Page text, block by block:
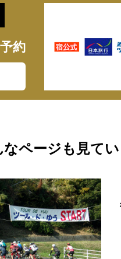
約
なページも見て